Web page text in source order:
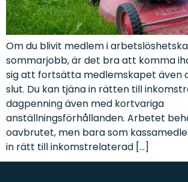
Om du blivit medlem i
sommarjobb, är det bra att komma
sig att fortsätta medlemskapet även
slut. Du kan tjäna in rätten till
dagpenning även med kortvariga
anställningsförhållanden. Arbetet
oavbrutet, men bara som
in rätt till inkomstrelaterad […]